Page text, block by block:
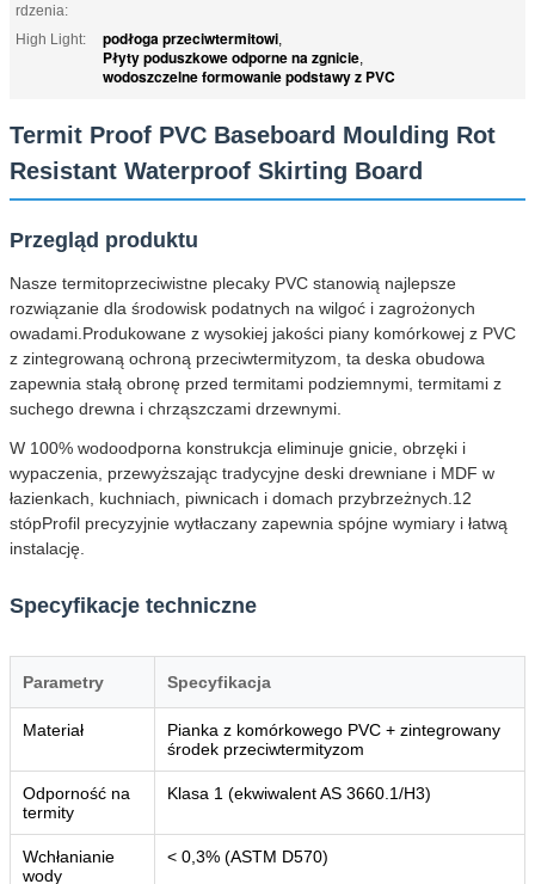
rdzenia:
High Light: podłoga przeciwtermitowi,
Płyty poduszkowe odporne na zgnicie,
wodoszczelne formowanie podstawy z PVC
Termit Proof PVC Baseboard Moulding Rot
Resistant Waterproof Skirting Board
Przegląd produktu
Nasze termitoprzeciwistne plecaky PVC stanowią najlepsze
rozwiązanie dla środowisk podatnych na wilgoć i zagrożonych
owadami.Produkowane z wysokiej jakości piany komórkowej z PVC
z zintegrowaną ochroną przeciwtermityzom, ta deska obudowa
zapewnia stałą obronę przed termitami podziemnymi, termitami z
suchego drewna i chrząszczami drzewnymi.
W 100% wodoodporna konstrukcja eliminuje gnicie, obrzęki i
wypaczenia, przewyższając tradycyjne deski drewniane i MDF w
łazienkach, kuchniach, piwnicach i domach przybrzeżnych.12
stópProfil precyzyjnie wytłaczany zapewnia spójne wymiary i łatwą
instalację.
Specyfikacje techniczne
Parametry Specyfikacja
Materiał
Pianka z komórkowego PVC + zintegrowany
środek przeciwtermityzom
Odporność na
termity
Klasa 1 (ekwiwalent AS 3660.1/H3)
Wchłanianie
wody
< 0,3% (ASTM D570)